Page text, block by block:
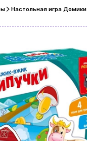
Настольная игра Домики